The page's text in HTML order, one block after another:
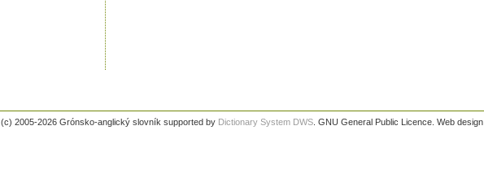
(c) 2005-2026 Grónsko-anglický slovník supported by Dictionary System DWS. GNU General Public Licence. Web design